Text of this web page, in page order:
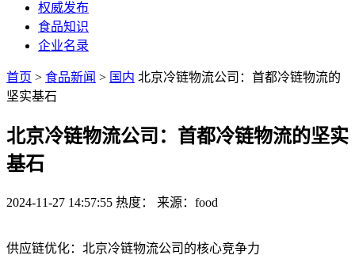
权威发布
食品知识
企业名录
首页 > 食品新闻 > 国内 北京冷链物流公司：首都冷链物流的
坚实基石
北京冷链物流公司：首都冷链物流的坚实
基石
2024-11-27 14:57:55 热度： 来源：food
供应链优化：北京冷链物流公司的核心竞争力